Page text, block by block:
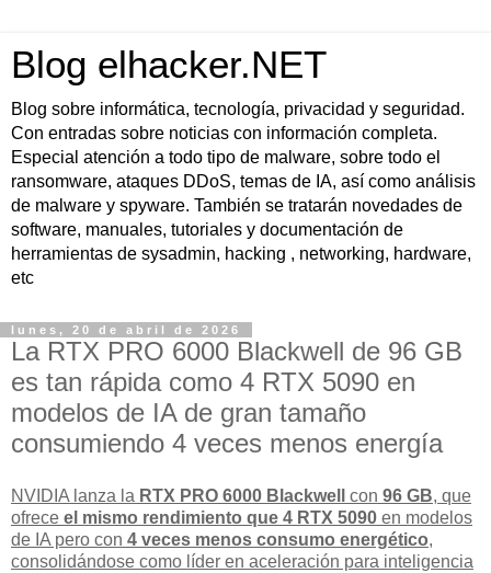
Blog elhacker.NET
Blog sobre informática, tecnología, privacidad y seguridad.
Con entradas sobre noticias con información completa.
Especial atención a todo tipo de malware, sobre todo el
ransomware, ataques DDoS, temas de IA, así como análisis
de malware y spyware. También se tratarán novedades de
software, manuales, tutoriales y documentación de
herramientas de sysadmin, hacking , networking, hardware,
etc
lunes, 20 de abril de 2026
La RTX PRO 6000 Blackwell de 96 GB
es tan rápida como 4 RTX 5090 en
modelos de IA de gran tamaño
consumiendo 4 veces menos energía
NVIDIA lanza la RTX PRO 6000 Blackwell con 96 GB, que
ofrece el mismo rendimiento que 4 RTX 5090 en modelos
de IA pero con 4 veces menos consumo energético,
consolidándose como líder en aceleración para inteligencia